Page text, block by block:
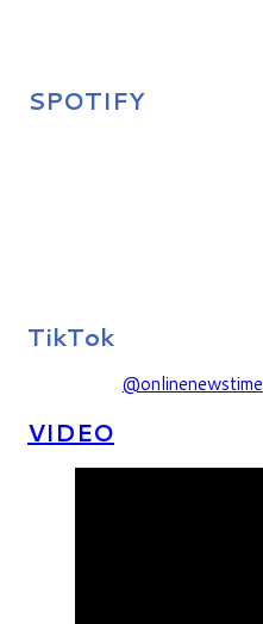
SPOTIFY
TikTok
@onlinenewstime
VIDEO